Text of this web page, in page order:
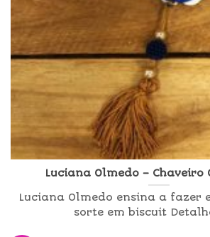
Luciana Olmedo – Chaveiro
Luciana Olmedo ensina a fazer
sorte em biscuit